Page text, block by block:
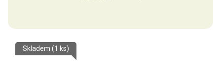
Skladem (1 ks)